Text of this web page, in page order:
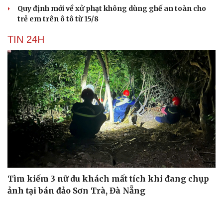
Quy định mới về xử phạt không dùng ghế an toàn cho
trẻ em trên ô tô từ 15/8
TIN 24H
Tìm kiếm 3 nữ du khách mất tích khi đang chụp
ảnh tại bán đảo Sơn Trà, Đà Nẵng